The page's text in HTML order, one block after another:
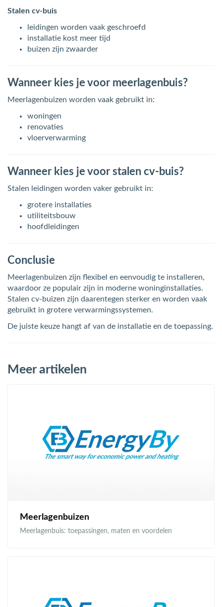
Stalen cv-buis
leidingen worden vaak geschroefd
installatie kost meer tijd
buizen zijn zwaarder
Wanneer kies je voor meerlagenbuis?
Meerlagenbuizen worden vaak gebruikt in:
woningen
renovaties
vloerverwarming
Wanneer kies je voor stalen cv-buis?
Stalen leidingen worden vaker gebruikt in:
grotere installaties
utiliteitsbouw
hoofdleidingen
Conclusie
Meerlagenbuizen zijn flexibel en eenvoudig te installeren,
waardoor ze populair zijn in moderne woninginstallaties.
Stalen cv-buizen zijn daarentegen sterker en worden vaak
gebruikt in grotere verwarmingssystemen.
De juiste keuze hangt af van de installatie en de toepassing.
Meer artikelen
Meerlagenbuizen
Meerlagenbuis: toepassingen, maten en voordelen